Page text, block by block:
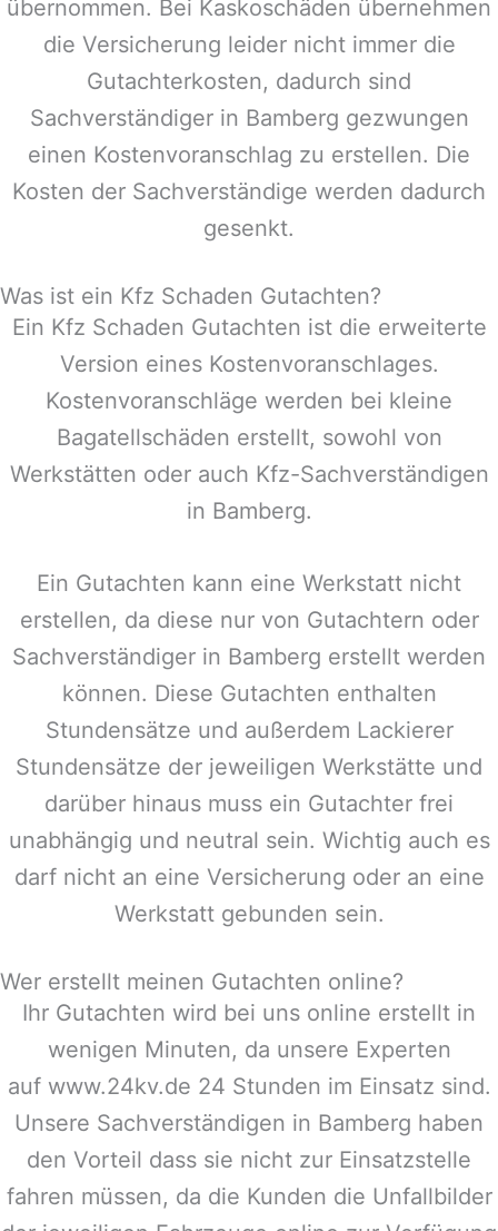
übernommen. Bei Kaskoschäden übernehmen
die Versicherung leider nicht immer die
Gutachterkosten, dadurch sind
Sachverständiger in Bamberg gezwungen
einen Kostenvoranschlag zu erstellen. Die
Kosten der Sachverständige werden dadurch
gesenkt.
Was ist ein Kfz Schaden Gutachten?
Ein Kfz Schaden Gutachten ist die erweiterte
Version eines Kostenvoranschlages.
Kostenvoranschläge werden bei kleine
Bagatellschäden erstellt, sowohl von
Werkstätten oder auch Kfz-Sachverständigen
in Bamberg.
Ein Gutachten kann eine Werkstatt nicht
erstellen, da diese nur von Gutachtern oder
Sachverständiger in Bamberg erstellt werden
können. Diese Gutachten enthalten
Stundensätze und außerdem Lackierer
Stundensätze der jeweiligen Werkstätte und
darüber hinaus muss ein Gutachter frei
unabhängig und neutral sein. Wichtig auch es
darf nicht an eine Versicherung oder an eine
Werkstatt gebunden sein.
Wer erstellt meinen Gutachten online?
Ihr Gutachten wird bei uns online erstellt in
wenigen Minuten, da unsere Experten
auf www.24kv.de 24 Stunden im Einsatz sind.
Unsere Sachverständigen in Bamberg haben
den Vorteil dass sie nicht zur Einsatzstelle
fahren müssen, da die Kunden die Unfallbilder